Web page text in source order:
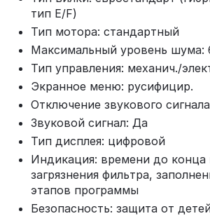
тип E/F)
Тип мотора: стандартный
Максимальный уровень шума:
Тип управления: механич./
Экранное меню: русифицир.
Отключение звукового
Звуковой сигнал: Да
Тип дисплея: цифровой
Индикация: времени до
загрязнения фильтра,
этапов программы
Безопасность: защита от